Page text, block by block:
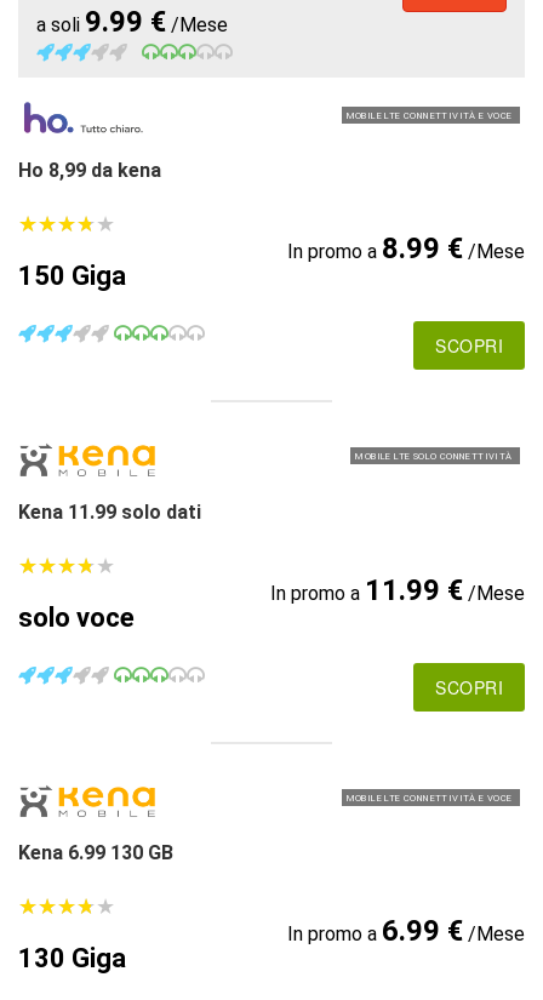
a soli 9.99 € /Mese
MOBILE LTE CONNETTIVITÀ E VOCE
Ho 8,99 da kena
★★★★★
★★★★★
150 Giga
In promo a 8.99 €/Mese
SCOPRI
MOBILE LTE SOLO CONNETTIVITÀ
Kena 11.99 solo dati
★★★★★
★★★★★
solo voce
In promo a 11.99 €/Mese
SCOPRI
MOBILE LTE CONNETTIVITÀ E VOCE
Kena 6.99 130 GB
★★★★★
★★★★★
130 Giga
In promo a 6.99 €/Mese